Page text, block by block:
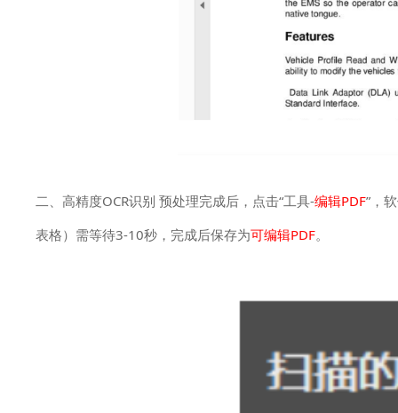
二、高精度OCR识别 预处理完成后，点击“工具-编辑PDF”，
表格）需等待3-10秒，完成后保存为可编辑PDF。